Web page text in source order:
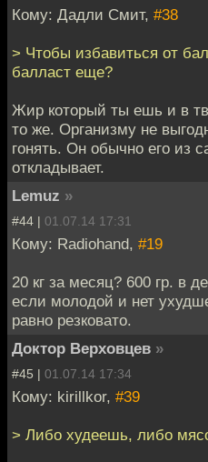
Кому: Дадли Смит, #38
> Чтобы избавиться от
балласт еще?
Жир который ты ешь и в
то же. Организму не
гонять. Он обычно его из
откладывает.
Lemuz »
#44 | 01.07.14 17:31
Кому: Radiohand, #19
20 кг за месяц? 600 гр. в
если молодой и нет
равно резковато.
Доктор Верховцев »
#45 | 01.07.14 17:34
Кому: kirillkor, #39
> Либо худеешь, либо